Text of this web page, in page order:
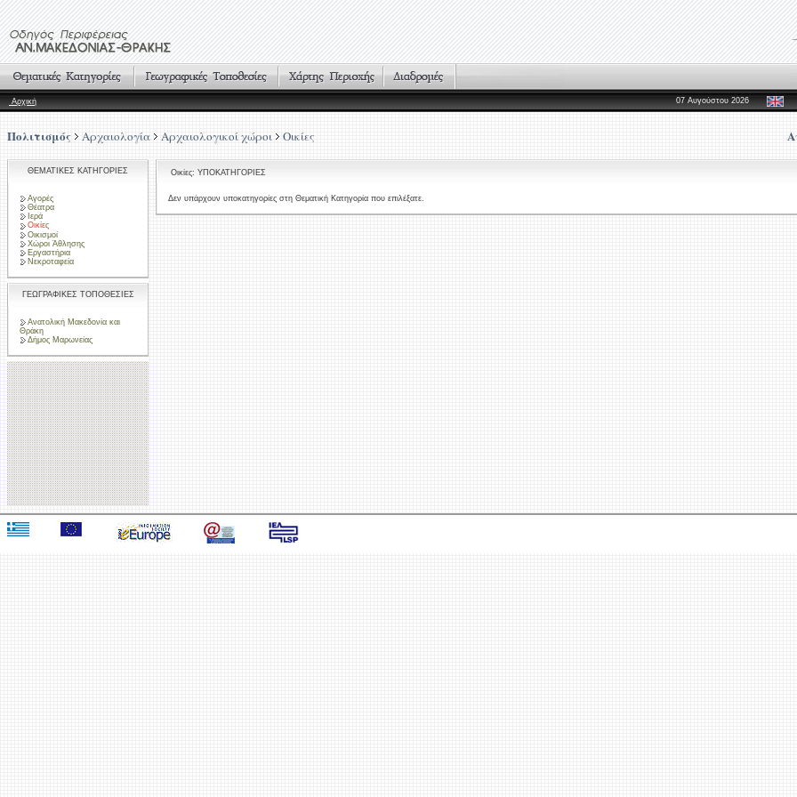
Αρχική 07 Αυγούστου 2026
Πολιτισμός Αρχαιολογία Αρχαιολογικοί χώροι Οικίες
ΘΕΜΑΤΙΚΕΣ ΚΑΤΗΓΟΡΙΕΣ
Αγορές
Θέατρα
Ιερά
Οικίες
Οικισμοί
Χώροι Άθλησης
Εργαστήρια
Νεκροταφεία
ΓΕΩΓΡΑΦΙΚΕΣ ΤΟΠΟΘΕΣΙΕΣ
Ανατολική Μακεδονία και
Θράκη
Δήμος Μαρωνείας
Οικίες: ΥΠΟΚΑΤΗΓΟΡΙΕΣ
Δεν υπάρχουν υποκατηγορίες στη Θεματική Κατηγορία που επιλέξατε.